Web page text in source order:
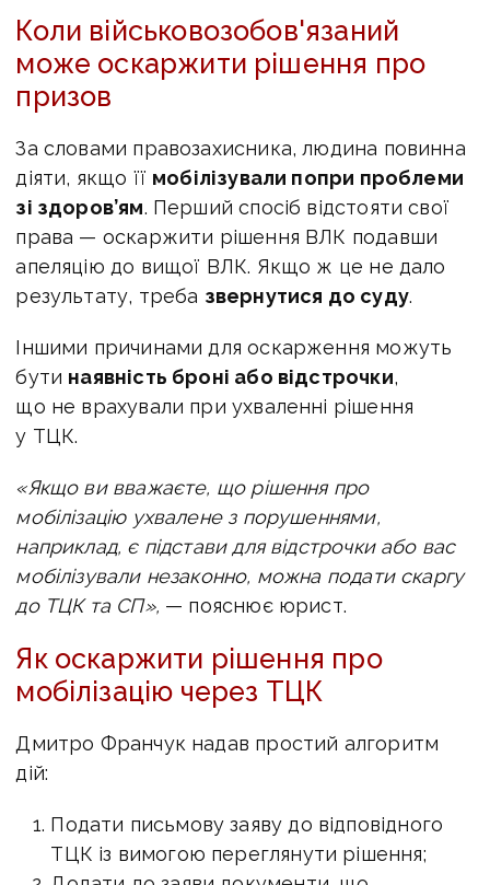
Коли військовозобов'язаний
може оскаржити рішення про
призов
За словами правозахисника, людина повинна
діяти, якщо її мобілізували попри проблеми
зі здоров’ям. Перший спосіб відстояти свої
права — оскаржити рішення ВЛК подавши
апеляцію до вищої ВЛК. Якщо ж це не дало
результату, треба звернутися до суду.
Іншими причинами для оскарження можуть
бути наявність броні або відстрочки,
що не врахували при ухваленні рішення
у ТЦК.
«Якщо ви вважаєте, що рішення про
мобілізацію ухвалене з порушеннями,
наприклад, є підстави для відстрочки або вас
мобілізували незаконно, можна подати скаргу
до ТЦК та СП», — пояснює юрист.
Як оскаржити рішення про
мобілізацію через ТЦК
Дмитро Франчук надав простий алгоритм
дій:
Подати письмову заяву до відповідного
ТЦК із вимогою переглянути рішення;